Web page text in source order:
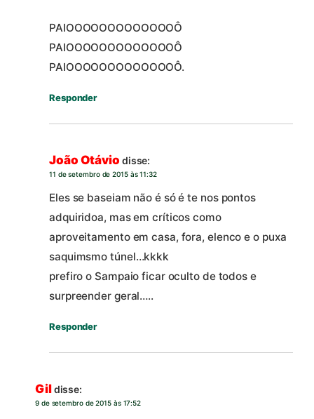
PAIOOOOOOOOOOOOOÔ
PAIOOOOOOOOOOOOOÔ
PAIOOOOOOOOOOOOOÔ.
Responder
João Otávio disse:
11 de setembro de 2015 às 11:32
Eles se baseiam não é só é te nos pontos
adquiridoa, mas em críticos como
aproveitamento em casa, fora, elenco e o puxa
saquimsmo túnel…kkkk
prefiro o Sampaio ficar oculto de todos e
surpreender geral…..
Responder
Gildisse:
9 de setembro de 2015 às 17:52